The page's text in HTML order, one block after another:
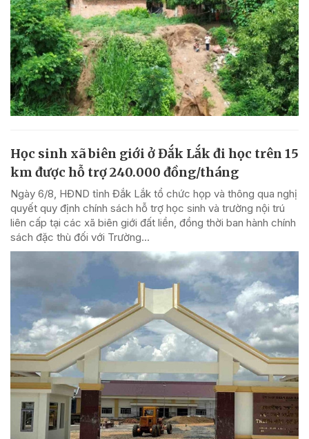
Học sinh xã biên giới ở Đắk Lắk đi học trên 15
km được hỗ trợ 240.000 đồng/tháng
Ngày 6/8, HĐND tỉnh Đắk Lắk tổ chức họp và thông qua nghị
quyết quy định chính sách hỗ trợ học sinh và trường nội trú
liên cấp tại các xã biên giới đất liền, đồng thời ban hành chính
sách đặc thù đối với Trường...